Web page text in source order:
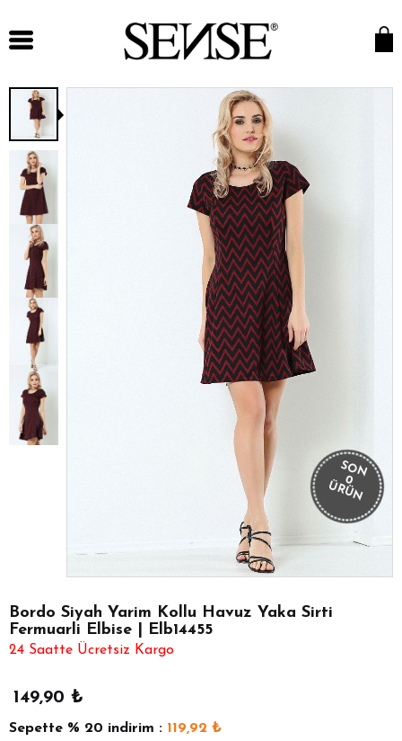
SON
0
ÜRÜN
Bordo Siyah Yarim Kollu Havuz Yaka Sirti
Fermuarli Elbise | Elb14455
24 Saatte Ücretsiz Kargo
149,90 ₺
Sepette % 20 indirim : 119,92 ₺